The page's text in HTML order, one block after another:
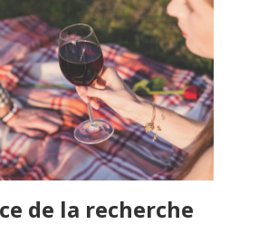
de la recherche